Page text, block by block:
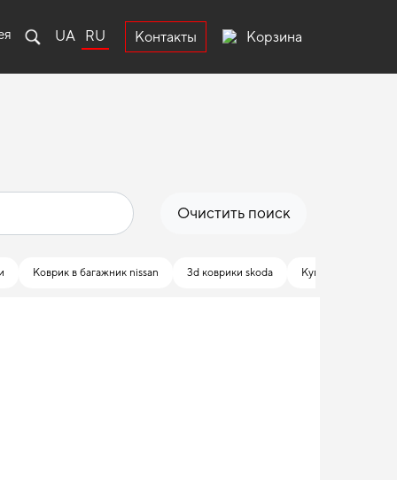
UA RU Контакты Корзина
Очистить поиск
Коврик в багажник nissan 3d коврики skoda Купить коврики